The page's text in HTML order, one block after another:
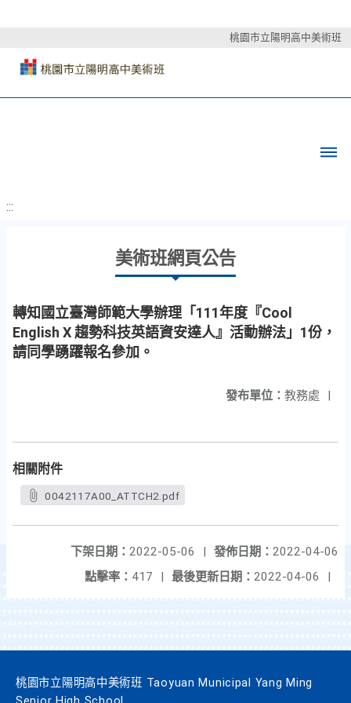
桃園市立陽明高中美術班
:::
美術班網頁公告
轉知國立臺灣師範大學辦理「111年度『Cool
English X 趨勢科技英語資安達人』活動辦法」1份，
請同學踴躍報名參加。
發布單位： 教務處 |
相關附件
0042117A00_ATTCH2.pdf
發佈日期： 2022-04-06
下架日期： 2022-05-06
|
最後更新日期： 2022-04-06 |
點擊率： 417 |
桃園市立陽明高中美術班 Taoyuan Municipal Yang Ming